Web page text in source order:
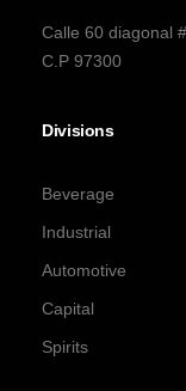
Calle 60 diagonal
C.P 97300
Divisions
Beverage
Industrial
Automotive
Capital
Spirits